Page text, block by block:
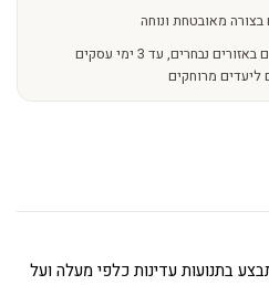
מאובטחת ונוחה
משלוחים מהירים – מהיום להיום באזורים נבחרים, עד 3 ימי עסקים
בתנועות עדינות כלפי מעלה ועל